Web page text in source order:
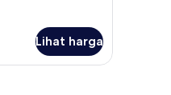
Lihat harga